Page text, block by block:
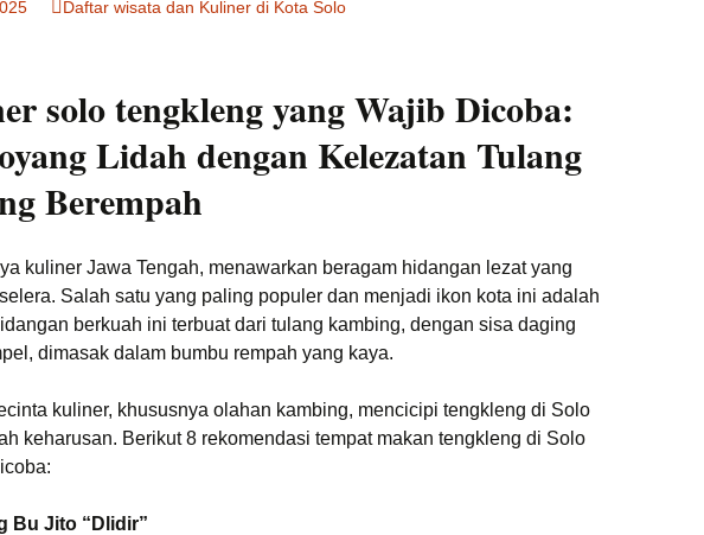
Daftar wisata dan Kuliner di Kota Solo
solo tengkleng yang Wajib Dicoba:
Lidah dengan Kelezatan Tulang
Berempah
kuliner Jawa Tengah, menawarkan beragam hidangan lezat yang
Salah satu yang paling populer dan menjadi ikon kota ini adalah
berkuah ini terbuat dari tulang kambing, dengan sisa daging
dimasak dalam bumbu rempah yang kaya.
kuliner, khususnya olahan kambing, mencicipi tengkleng di Solo
keharusan. Berikut 8 rekomendasi tempat makan tengkleng di Solo
Bu Jito “Dlidir”